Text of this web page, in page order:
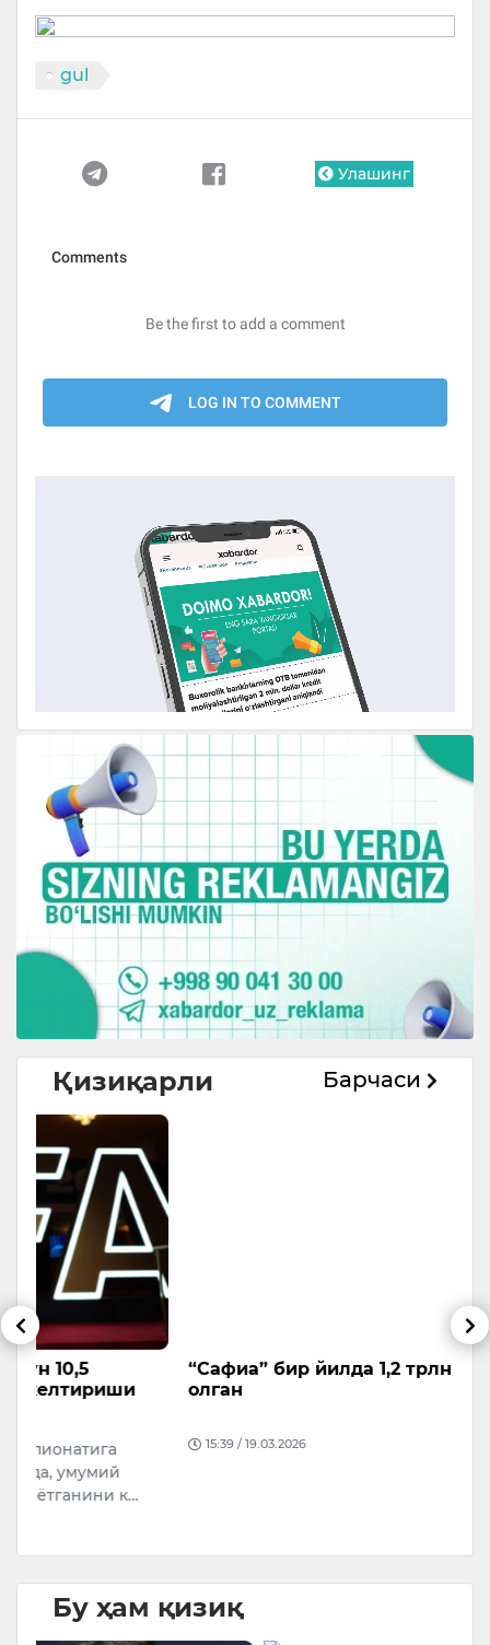
gul
Улашинг
Қизиқарли Барчаси
“Сафиа” бир йилда 1,2 трлн сўм даромад
олган
15:39 / 19.03.2026
Бу ҳам қизиқ